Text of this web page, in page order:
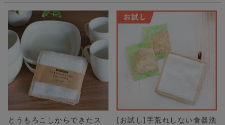
とうもろこしからできたス
[お試し]手荒れしない食器洗